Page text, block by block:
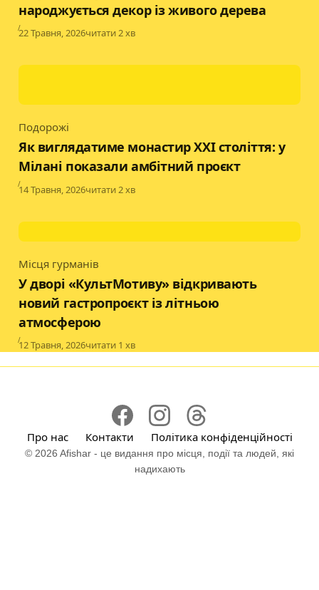
народжується декор із живого дерева
Published
22 Травня, 2026читати 2 хв
Category
Подорожі
Як виглядатиме монастир XXI століття: у
Мілані показали амбітний проєкт
Published
14 Травня, 2026читати 2 хв
Category
Місця гурманів
У дворі «КультМотиву» відкривають
новий гастропроєкт із літньою
атмосферою
Published
12 Травня, 2026читати 1 хв
Про нас Контакти Політика конфіденційності
© 2026 Afishar - це видання про місця, події та людей, які
надихають